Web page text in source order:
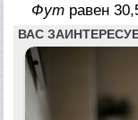
Фут равен